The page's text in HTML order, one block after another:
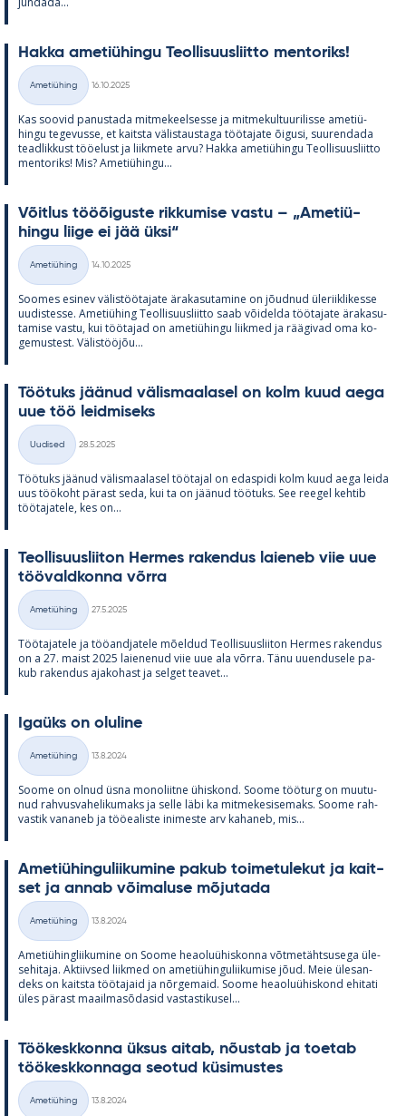
Hakka ame­tiü­hingu Teol­li­suus­liitto men­to­riks!
Kategooriad
Ametiühing
16.10.2025
Kas soo­vid pa­nus­tada mit­me­keel­sesse ja mit­me­kul­tuu­ri­lisse ame­tiü­
hingu te­ge­vusse, et kaitsta vä­lis­taus­taga töö­ta­jate õi­gusi, suu­ren­dada
tead­lik­kust töö­elust ja liik­mete arvu? Hakka ame­tiü­hingu Teol­li­suus­liitto
men­to­riks! Mis? Ame­tiü­hingu...
Võit­lus tööõi­guste rik­ku­mise vastu – „Ame­tiü­
hingu liige ei jää üksi“
Kategooriad
Ametiühing
14.10.2025
Soo­mes esi­nev vä­lis­töö­ta­jate ära­ka­su­ta­mine on jõud­nud üle­riikli­kesse
uu­dis­tesse. Ame­tiü­hing Teol­li­suus­liitto saab või­delda töö­ta­jate ära­ka­su­
ta­mise vastu, kui töö­ta­jad on ame­tiü­hingu liik­med ja rää­gi­vad oma ko­
ge­mus­test. Vä­lis­tööjõu...
Töö­tuks jää­nud vä­lis­maa­la­sel on kolm kuud aega
uue töö leid­mi­seks
Kategooriad
Uudised
28.5.2025
Töö­tuks jää­nud vä­lis­maa­la­sel töö­ta­jal on edas­pidi kolm kuud aega leida
uus töö­koht pä­rast seda, kui ta on jää­nud töö­tuks. See ree­gel keh­tib
töö­ta­ja­tele, kes on...
Teol­li­suus­lii­ton Her­mes ra­ken­dus lai­e­neb viie uue
töö­vald­konna võrra
Kategooriad
Ametiühing
27.5.2025
Töö­ta­ja­tele ja töö­and­ja­tele mõel­dud Teol­li­suus­lii­ton Her­mes ra­ken­dus
on a 27. maist 2025 lai­e­ne­nud viie uue ala võrra. Tänu uu­en­dusele pa­
kub ra­ken­dus aja­ko­hast ja sel­get tea­vet...
Igaüks on olu­line
Kategooriad
Ametiühing
13.8.2024
Soome on ol­nud üsna mo­no­liitne ühis­kond. Soome töö­turg on muu­tu­
nud rah­vus­va­he­li­ku­maks ja selle läbi ka mit­me­ke­si­se­maks. Soome rah­
vas­tik va­na­neb ja töö­ea­liste ini­meste arv ka­ha­neb, mis...
Ame­tiü­hin­gu­lii­ku­mine pa­kub toi­me­tu­le­kut ja kait­
set ja an­nab või­ma­luse mõ­ju­tada
Kategooriad
Ametiühing
13.8.2024
Ame­tiü­hinglii­ku­mine on Soome heao­luü­his­konna võt­me­täht­susega üle­
se­hi­taja. Ak­tiiv­sed liik­med on ame­tiü­hin­gu­lii­ku­mise jõud. Meie üle­san­
deks on kaitsta töö­ta­jaid ja nõr­ge­maid. Soome heao­luü­his­kond ehi­tati
üles pä­rast maa­il­masõ­da­sid vas­tas­ti­kusel...
Töö­kesk­konna ük­sus ai­tab, nõus­tab ja toe­tab
töö­kesk­kon­naga seo­tud kü­si­mus­tes
Kategooriad
Ametiühing
13.8.2024